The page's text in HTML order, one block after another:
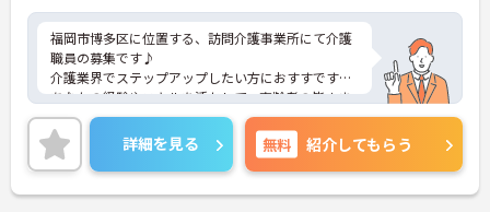
福岡市博多区に位置する、訪問介護事業所にて介護
職員の募集です♪
介護業界でステップアップしたい方におすすです◎
あなたの経験やスキルを活かして、高齢者の皆さま
が安心して過ごせる空間づくりにチャレンジしてみ
ませんか？
ご興味ある方には、面接のポイントなど、さらに詳
細をお話致しますのでお気軽にご相談ください。
詳細を見る 無料 紹介してもらう